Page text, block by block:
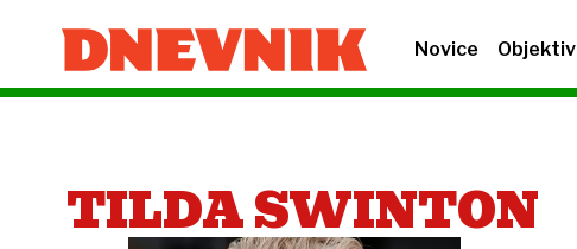
Novice Objektiv
TILDA SWINTON